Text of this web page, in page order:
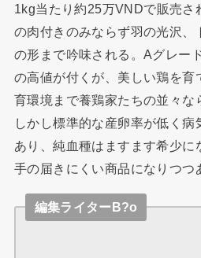
1kg当たり約25万VNDで販売さ
の肉付きのみならず羽の光沢、
の形まで吟味される。Aグレー
の高値が付くが、美しい鶏を育
育環境まで養鶏家たちの並々な
しかし標準的な産卵率が低く病
あり、純血種はますます希少に
手の届きにくい商品になりつつ
編集ライターB?o